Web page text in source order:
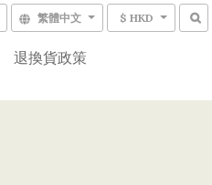
繁體中文 $ HKD
退換貨政策